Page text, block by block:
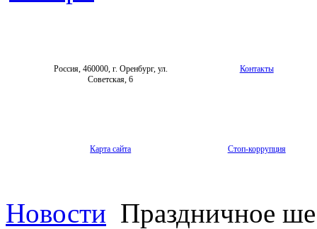
Россия, 460000, г. Оренбург, ул.
Советская, 6
Контакты
Карта сайта Стоп-коррупция
Новости Праздничное